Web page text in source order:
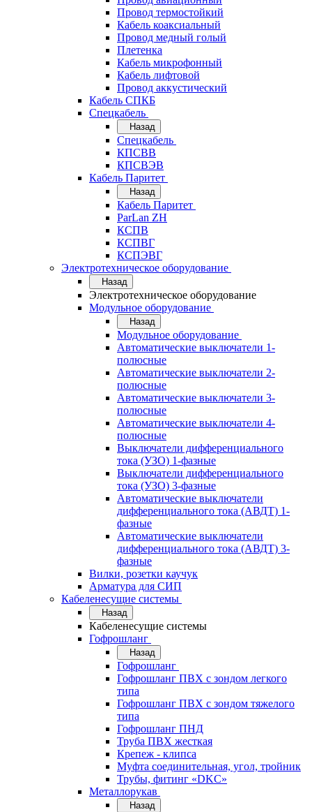
Провод термостойкий
Кабель коаксиальный
Провод медный голый
Плетенка
Кабель микрофонный
Кабель лифтовой
Провод аккустический
Кабель СПКБ
Спецкабель
Назад
Спецкабель
КПСВВ
КПСВЭВ
Кабель Паритет
Назад
Кабель Паритет
ParLan ZH
КСПВ
КСПВГ
КСПЭВГ
Электротехническое оборудование
Назад
Электротехническое оборудование
Модульное оборудование
Назад
Модульное оборудование
Автоматические выключатели 1-
полюсные
Автоматические выключатели 2-
полюсные
Автоматические выключатели 3-
полюсные
Автоматические выключатели 4-
полюсные
Выключатели дифференциального
тока (УЗО) 1-фазные
Выключатели дифференциального
тока (УЗО) 3-фазные
Автоматические выключатели
дифференциального тока (АВДТ) 1-
фазные
Автоматические выключатели
дифференциального тока (АВДТ) 3-
фазные
Вилки, розетки каучук
Арматура для СИП
Кабеленесущие системы
Назад
Кабеленесущие системы
Гофрошланг
Назад
Гофрошланг
Гофрошланг ПВХ с зондом легкого
типа
Гофрошланг ПВХ с зондом тяжелого
типа
Гофрошланг ПНД
Труба ПВХ жесткая
Крепеж - клипса
Муфта соединительная, угол, тройник
Трубы, фитинг «DKC»
Металлорукав
Назад